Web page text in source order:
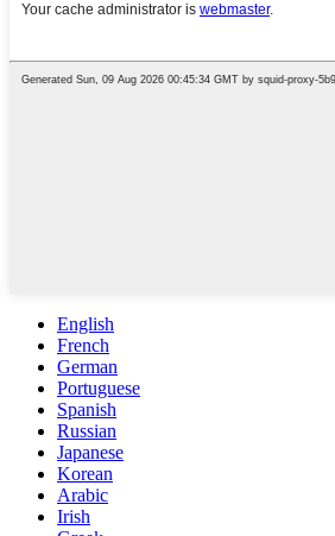
English
French
German
Portuguese
Spanish
Russian
Japanese
Korean
Arabic
Irish